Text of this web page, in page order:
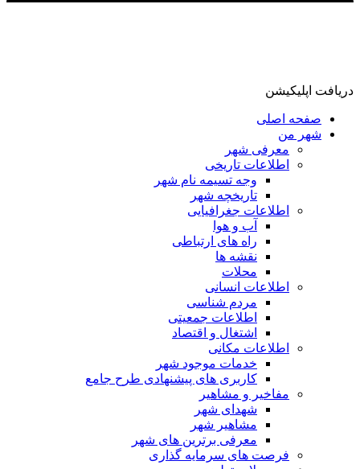
دریافت اپلیکیشن
صفحه اصلی
شهر من
معرفی شهر
اطلاعات تاریخی
وجه تسیمه نام شهر
تاریخچه شهر
اطلاعات جغرافیایی
آب و هوا
راه های ارتباطی
نقشه ها
محلات
اطلاعات انسانی
مردم شناسی
اطلاعات جمعیتی
اشتغال و اقتصاد
اطلاعات مکانی
خدمات موجود شهر
کاربری های پیشنهادی طرح جامع
مفاخیر و مشاهیر
شهدای شهر
مشاهیر شهر
معرفی برترین های شهر
فرصت های سرمایه گذاری